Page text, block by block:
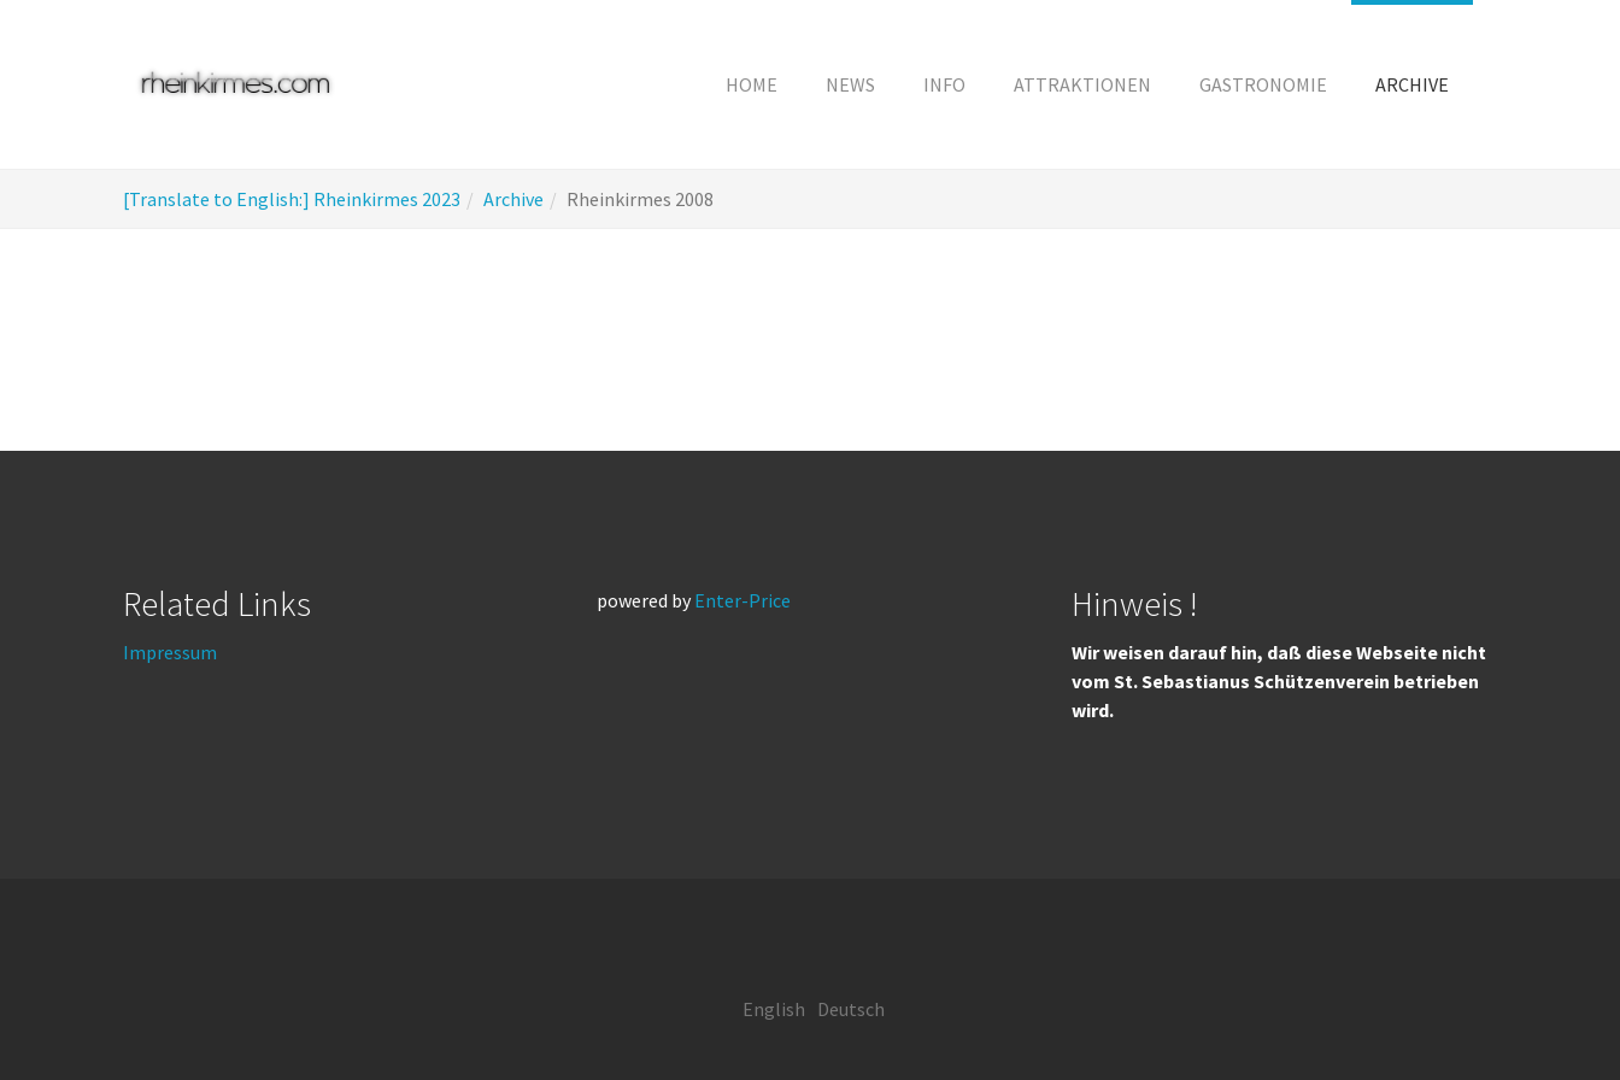
HOME NEWS INFO ATTRAKTIONEN GASTRONOMIE ARCHIVE
are
[Translate to English:] Rheinkirmes 2023 Archive Rheinkirmes 2008
Related Links
Impressum
powered by Enter-Price Hinweis !
Wir weisen darauf hin, daß diese Webseite nicht
vom St. Sebastianus Schützenverein betrieben
wird.
English Deutsch